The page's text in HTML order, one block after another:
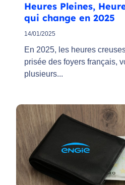
Heures Pleines,
qui change en 2025
14/01/2025
En 2025, les heures
prisée des foyers français,
plusieurs...